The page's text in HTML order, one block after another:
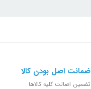
ضمانت اصل بودن کالا
تضمین اصالت کلیه کالاها